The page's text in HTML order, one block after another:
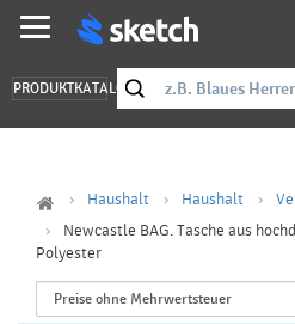
PRODUKTKATALOG
Haushalt Haushalt
Newcastle BAG. Tasche aus
Polyester